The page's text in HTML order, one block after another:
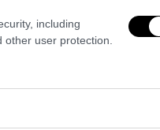
including
user protection.